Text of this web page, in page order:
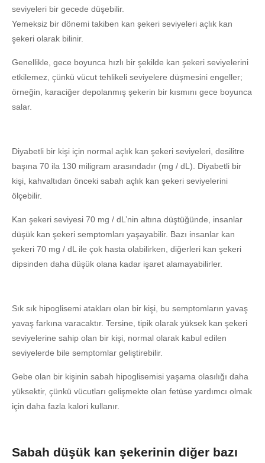
seviyeleri bir gecede düşebilir.
Yemeksiz bir dönemi takiben kan şekeri seviyeleri açlık kan
şekeri olarak bilinir.
Genellikle, gece boyunca hızlı bir şekilde kan şekeri seviyelerini
etkilemez, çünkü vücut tehlikeli seviyelere düşmesini engeller;
örneğin, karaciğer depolanmış şekerin bir kısmını gece boyunca
salar.
Diyabetli bir kişi için normal açlık kan şekeri seviyeleri, desilitre
başına 70 ila 130 miligram arasındadır (mg / dL). Diyabetli bir
kişi, kahvaltıdan önceki sabah açlık kan şekeri seviyelerini
ölçebilir.
Kan şekeri seviyesi 70 mg / dL’nin altına düştüğünde, insanlar
düşük kan şekeri semptomları yaşayabilir. Bazı insanlar kan
şekeri 70 mg / dL ile çok hasta olabilirken, diğerleri kan şekeri
dipsinden daha düşük olana kadar işaret alamayabilirler.
Sık sık hipoglisemi atakları olan bir kişi, bu semptomların yavaş
yavaş farkına varacaktır. Tersine, tipik olarak yüksek kan şekeri
seviyelerine sahip olan bir kişi, normal olarak kabul edilen
seviyelerde bile semptomlar geliştirebilir.
Gebe olan bir kişinin sabah hipoglisemisi yaşama olasılığı daha
yüksektir, çünkü vücutları gelişmekte olan fetüse yardımcı olmak
için daha fazla kalori kullanır.
Sabah düşük kan şekerinin diğer bazı